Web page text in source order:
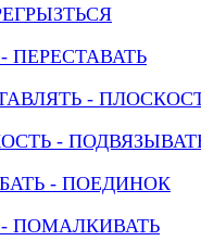
ПЕРЕСТАВАТЬ
-
-
- ПОЕДИНОК
ПОМАЛКИВАТЬ